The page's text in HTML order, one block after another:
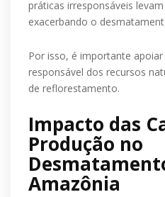
práticas irresponsáveis
exacerbando o
Por isso, é importante
responsável dos recursos
de reflorestamento.
Impacto das
Produção no
Amazônia